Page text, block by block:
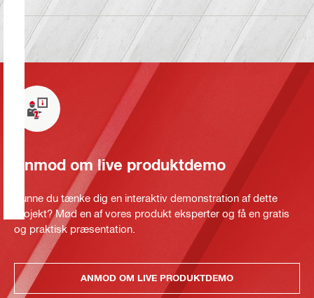
Anmod om live produktdemo
Kunne du tænke dig en interaktiv demonstration af dette
projekt? Mød en af vores produkt eksperter og få en gratis
og praktisk præsentation.
ANMOD OM LIVE PRODUKTDEMO